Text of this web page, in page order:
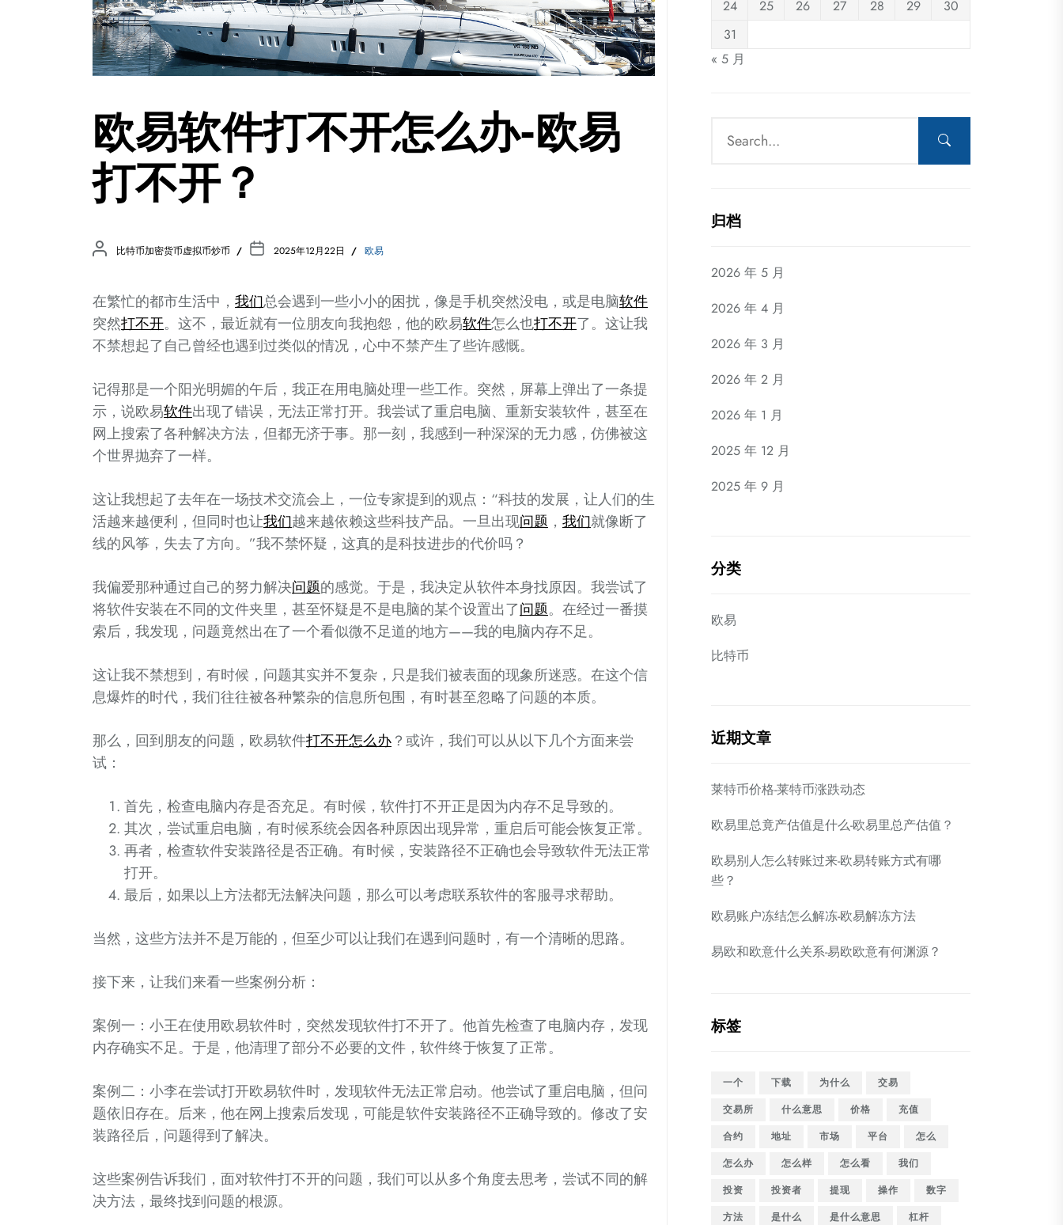
欧易软件打不开怎么办-欧易
打不开？
比特币加密货币虚拟币炒币 2025年12月22日 欧易
在繁忙的都市生活中， 我们总会遇到一些小小的困扰，像是手机突然没电，或是电脑软件
突然打不开。这不，最近就有一位朋友向我抱怨，他的欧易软件怎么也打不开了。这让我
不禁想起了自己曾经也遇到过类似的情况，心中不禁产生了些许感慨。
记得那是一个阳光明媚的午后，我正在用电脑处理一些工作。突然，屏幕上弹出了一条提
示，说欧易软件出现了错误，无法正常打开。我尝试了重启电脑、重新安装软件，甚至在
网上搜索了各种解决方法，但都无济于事。那一刻，我感到一种深深的无力感，仿佛被这
个世界抛弃了一样。
这让我想起了去年在一场技术交流会上，一位专家提到的观点：“科技的发展，让人们的生
活越来越便利，但同时也让我们越来越依赖这些科技产品。一旦出现问题 ， 我们就像断了
线的风筝，失去了方向。”我不禁怀疑，这真的是科技进步的代价吗？
我偏爱那种通过自己的努力解决问题的感觉。于是，我决定从软件本身找原因。我尝试了
将软件安装在不同的文件夹里，甚至怀疑是不是电脑的某个设置出了问题。在经过一番摸
索后，我发现，问题竟然出在了一个看似微不足道的地方——我的电脑内存不足。
这让我不禁想到，有时候，问题其实并不复杂，只是我们被表面的现象所迷惑。在这个信
息爆炸的时代，我们往往被各种繁杂的信息所包围，有时甚至忽略了问题的本质。
那么，回到朋友的问题，欧易软件打不开怎么办？或许，我们可以从以下几个方面来尝
试：
首先，检查电脑内存是否充足。有时候，软件打不开正是因为内存不足导致的。
其次，尝试重启电脑，有时候系统会因各种原因出现异常，重启后可能会恢复正常。
再者，检查软件安装路径是否正确。有时候，安装路径不正确也会导致软件无法正常
打开。
最后，如果以上方法都无法解决问题，那么可以考虑联系软件的客服寻求帮助。
当然，这些方法并不是万能的，但至少可以让我们在遇到问题时，有一个清晰的思路。
接下来，让我们来看一些案例分析：
案例一：小王在使用欧易软件时，突然发现软件打不开了。他首先检查了电脑内存，发现
内存确实不足。于是，他清理了部分不必要的文件，软件终于恢复了正常。
案例二：小李在尝试打开欧易软件时，发现软件无法正常启动。他尝试了重启电脑，但问
题依旧存在。后来，他在网上搜索后发现，可能是软件安装路径不正确导致的。修改了安
装路径后，问题得到了解决。
这些案例告诉我们，面对软件打不开的问题，我们可以从多个角度去思考，尝试不同的解
决方法，最终找到问题的根源。
24 25 26 27 28 29
30
31
« 5 月
归档
2026 年 5 月
2026 年 4 月
2026 年 3 月
2026 年 2 月
2026 年 1 月
2025 年 12 月
2025 年 9 月
分类
欧易
比特币
近期文章
莱特币价格-莱特币涨跌动态
欧易里总竟产估值是什么-欧易里总产估值？
欧易别人怎么转账过来-欧易转账方式有哪
些？
欧易账户冻结怎么解冻-欧易解冻方法
易欧和欧意什么关系-易欧欧意有何渊源？
标签
一个 下载 为什么
交易
交易所
什么意思 价格
充值
合约
地址 市场 平台
怎么
怎么办
怎么样 怎么看
我们
投资
投资者 提现 操作
数字
方法
是什么 是什么意思
杠杆